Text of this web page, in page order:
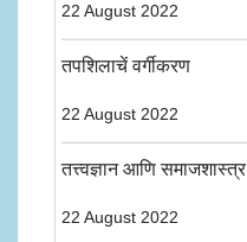
22 August 2022
तपशिलाचें वर्गीकरण
22 August 2022
तत्त्वज्ञान आणि समाजशास्त्र
22 August 2022